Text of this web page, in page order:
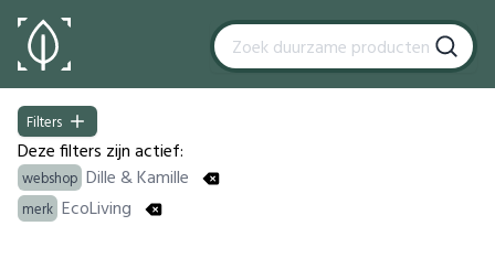
Filters
Filters
Deze filters zijn actief:
webshop Dille & Kamille
merk EcoLiving